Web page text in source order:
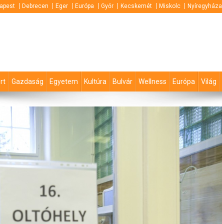
Debrecen Eger Európa Győr Kecskemét Miskolc Nyíregyháza
Gazdaság Egyetem Kultúra Bulvár Wellness Európa Világ